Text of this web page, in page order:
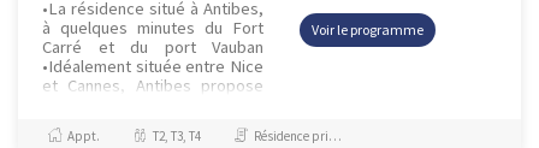
•La résidence situé à Antibes,
à quelques minutes du Fort
Carré et du port Vauban
•Idéalement située entre Nice
et Cannes, Antibes propose
de la Côte d'Azur •...
Voir le programme
Appt. T2, T3, T4 Résidence principale / PTZ, Investissement et Défiscalisation